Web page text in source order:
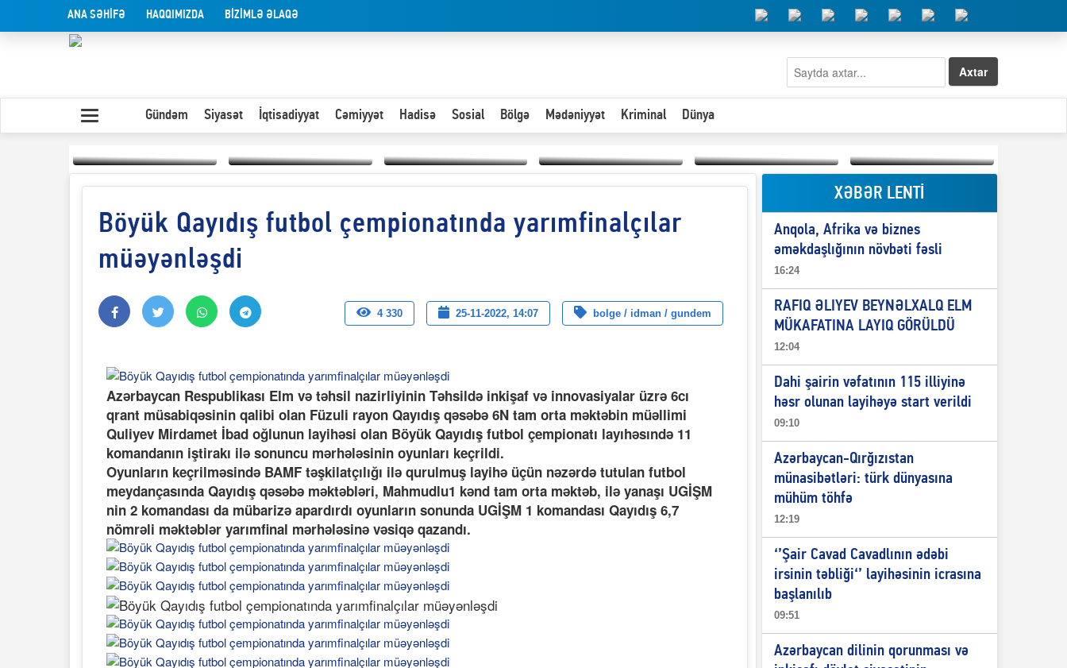
ANA SƏHİFƏ HAQQIMIZDA BİZİMLƏ ƏLAQƏ
Axtar
Gündəm Siyasət İqtisadiyyat Cəmiyyət Hadisə Sosial Bölgə Mədəniyyət Kriminal Dünya
Yaxın Şərqdəki
müharibənin qısa Olduğu kimi görünən
insan
Paytaxta giriş vizası —
"Xoş gəldin, cibində
Hər an ən çətin savaşa
hazır olmalıyıq-
ZƏLİMXAN
“Qeyri-səlis məntiq və
dil-nitq” elmimizə
Elşad Abdullayevin
erməniləri
maliyyələşdirən oğlu
niyə Azərbaycana
ekstradisiya olunmur?
Böyük Qayıdış futbol çempionatında yarımfinalçılar
müəyənləşdi
4 330 25-11-2022, 14:07 bolge / idman / gundem
Azərbaycan Respublikası Elm və təhsil nazirliyinin Təhsildə inkişaf və innovasiyalar üzrə 6cı
qrant müsabiqəsinin qalibi olan Füzuli rayon Qayıdış qəsəbə 6N tam orta məktəbin müəllimi
Quliyev Mirdamet İbad oğlunun layihəsi olan Böyük Qayıdış futbol çempionatı layıhəsındə 11
komandanın iştirakı ilə sonuncu mərhələsinin oyunları keçrildi.
Oyunların keçrilməsində BAMF təşkilatçılığı ilə qurulmuş layihə üçün nəzərdə tutulan futbol
meydançasında Qayıdış qəsəbə məktəbləri, Mahmudlu1 kənd tam orta məktəb, ilə yanaşı UGİŞM
nin 2 komandası da mübarizə apardırdı oyunların sonunda UGİŞM 1 komandası Qayıdış 6,7
nömrəli məktəblər yarımfinal mərhələsinə vəsiqə qazandı.
XƏBƏR LENTİ
Anqola, Afrika və biznes
əməkdaşlığının növbəti fəsli
16:24
RAFIQ ƏLIYEV BEYNƏLXALQ ELM
MÜKAFATINA LAYIQ GÖRÜLDÜ
12:04
Dahi şairin vəfatının 115 illiyinə
həsr olunan layihəyə start verildi
09:10
Azərbaycan-Qırğızıstan
münasibətləri: türk dünyasına
mühüm töhfə
12:19
‘’Şair Cavad Cavadlının ədəbi
irsinin təbliği‘’ layihəsinin icrasına
başlanılıb
09:51
Azərbaycan dilinin qorunması və